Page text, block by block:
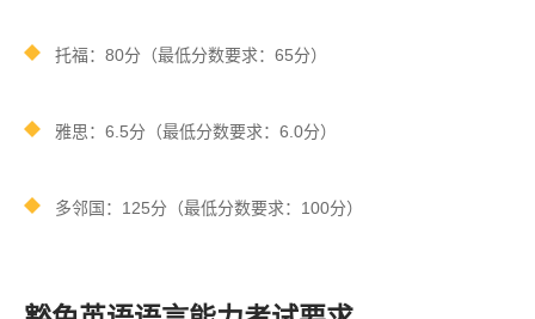
托福：80分（最低分数要求：65分）
雅思：6.5分（最低分数要求：6.0分）
多邻国：125分（最低分数要求：100分）